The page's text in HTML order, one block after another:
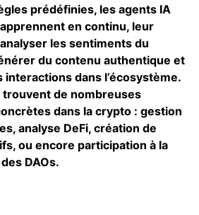
prédéfinies, les agents IA
en continu, leur
les sentiments du
du contenu authentique et
interactions dans l’écosystème.
trouvent de nombreuses
dans la crypto : gestion
analyse DeFi, création de
ou encore participation à la
DAOs.